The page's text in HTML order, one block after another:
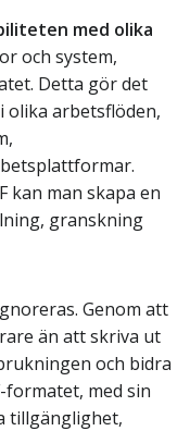
med olika
och system,
Detta gör det
arbetsflöden,
kan man skapa en
granskning
Genom att
än att skriva ut
och bidra
formatet, med sin
tillgänglighet,